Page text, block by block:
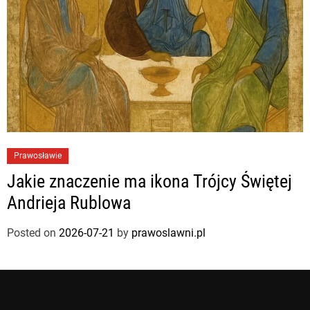
Prawosławie
Jakie znaczenie ma ikona Trójcy Świętej
Andrieja Rublowa
Posted on 2026-07-21 by prawoslawni.pl